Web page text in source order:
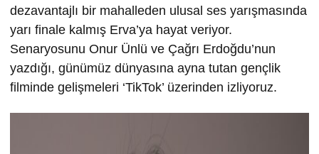
dezavantajlı bir mahalleden ulusal ses yarışmasında
yarı finale kalmış Erva’ya hayat veriyor.
Senaryosunu Onur Ünlü ve Çağrı Erdoğdu’nun
yazdığı, günümüz dünyasına ayna tutan gençlik
filminde gelişmeleri ‘TikTok’ üzerinden izliyoruz.